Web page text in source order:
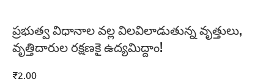
ప్రభుత్వ విధానాల వల్ల విలవిలాడుతున్న వృత్తులు,
వృత్తిదారుల రక్షణకై ఉద్యమిద్దాం!
₹2.00